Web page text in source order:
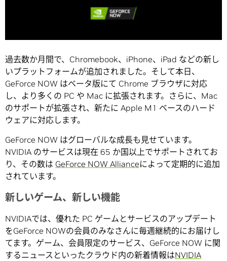
過去数か月間で、Chromebook、iPhone、iPad などの新し
いプラットフォームが追加されました。そして本日、
GeForce NOW はベータ版にて Chrome ブラウザに対応
し、より多くの PC や Mac に拡張されます。さらに、Mac
のサポートが拡張され、新たに Apple M1 ベースのハード
ウェアに対応します。
GeForce NOW はグローバルな成長も見せています。
NVIDIA のサービスは現在 65 か国以上でサポートされてお
り、その数は GeForce NOW Allianceによって定期的に追加
されています。
新しいゲーム、新しい機能
NVIDIAでは、優れた PC ゲームとサービスのアップデート
をGeForce NOWの会員のみなさんに毎週継続的にお届けし
てます。ゲーム、会員限定のサービス、GeForce NOW に関
するニュースといったクラウド内の新着情報はNVIDIA